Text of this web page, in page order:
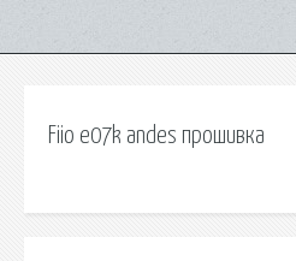
Fiio e07k andes прошивка